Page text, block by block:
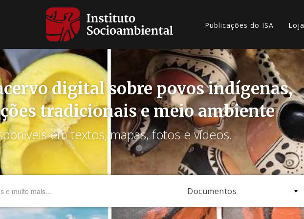
Publicações do ISA Loja
digital sobre povos indígenas,
tradicionais e meio ambiente
em textos, mapas, fotos e vídeos.
Documentos